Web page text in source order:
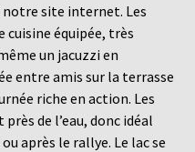
notre site internet. Les
cuisine équipée, très
un jacuzzi en
entre amis sur la terrasse
riche en action. Les
de l’eau, donc idéal
après le rallye. Le lac se